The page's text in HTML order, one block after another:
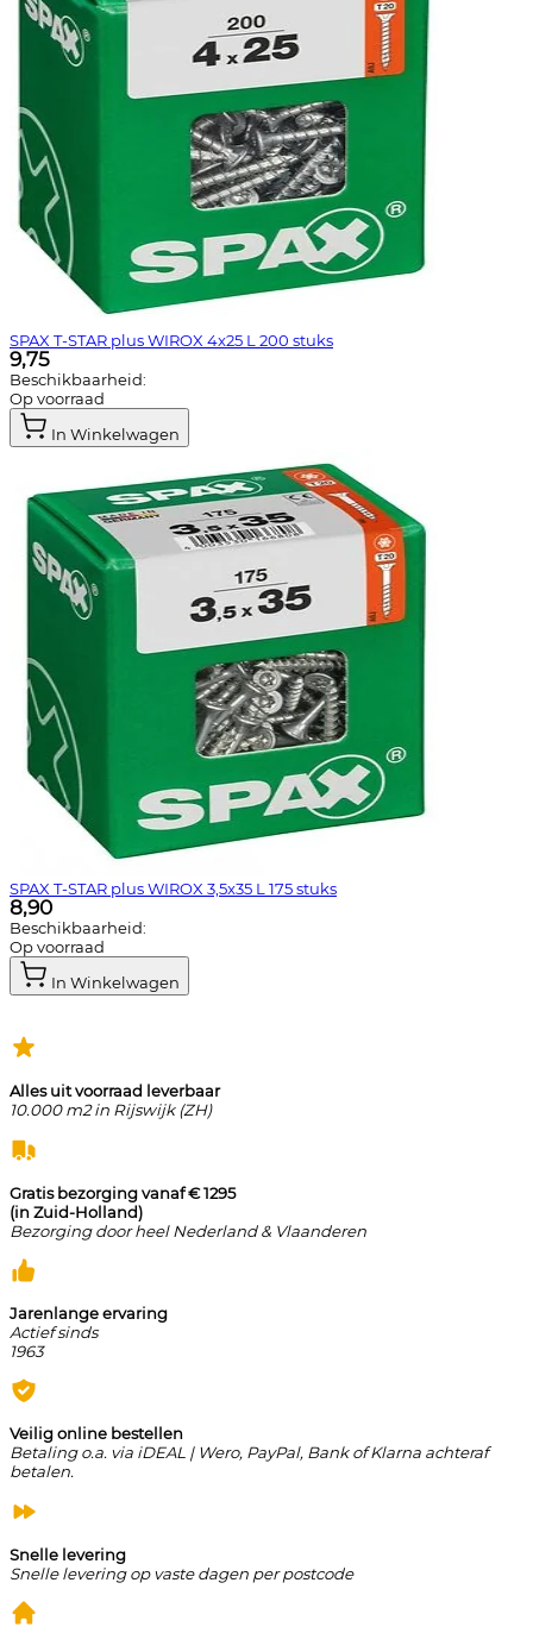
SPAX T-STAR plus WIROX 4x25 L 200 stuks
9,75
Beschikbaarheid:
Op voorraad
In Winkelwagen
SPAX T-STAR plus WIROX 3,5x35 L 175 stuks
8,90
Beschikbaarheid:
Op voorraad
In Winkelwagen
Alles uit voorraad leverbaar
10.000 m2 in Rijswijk (ZH)
Gratis bezorging vanaf € 1295
(in Zuid-Holland)
Bezorging door heel Nederland & Vlaanderen
Jarenlange ervaring
Actief sinds
1963
Veilig online bestellen
Betaling o.a. via iDEAL | Wero, PayPal, Bank of Klarna achteraf
betalen.
Snelle levering
Snelle levering op vaste dagen per postcode